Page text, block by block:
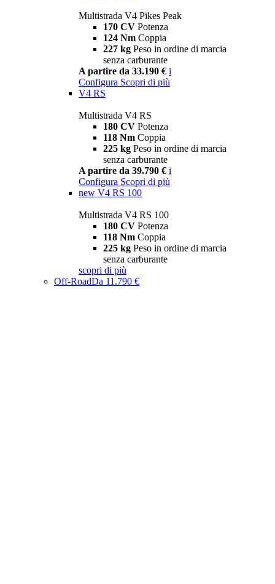
Multistrada V4 Pikes Peak
170 CV Potenza
124 Nm Coppia
227 kg Peso in ordine di marcia
senza carburante
A partire da 33.190 € i
Configura Scopri di più
V4 RS
Multistrada V4 RS
180 CV Potenza
118 Nm Coppia
225 kg Peso in ordine di marcia
senza carburante
A partire da 39.790 € i
Configura Scopri di più
new V4 RS 100
Multistrada V4 RS 100
180 CV Potenza
118 Nm Coppia
225 kg Peso in ordine di marcia
senza carburante
scopri di più
Off-RoadDa 11.790 €